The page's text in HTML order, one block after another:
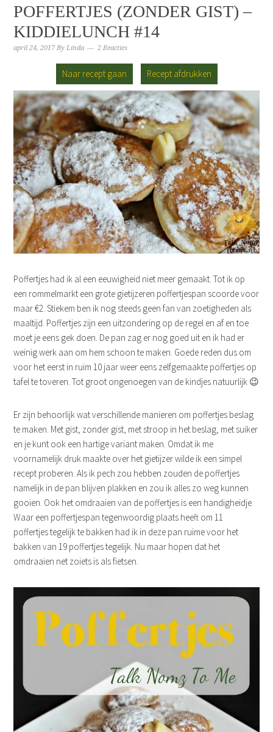
POFFERTJES (ZONDER GIST) –
KIDDIELUNCH #14
april 24, 2017 ByLinda 2 Reacties
Naar recept gaan Recept afdrukken
Poffertjes had ik al een eeuwigheid niet meer gemaakt. Tot ik op
een rommelmarkt een grote gietijzeren poffertjespan scoorde voor
maar €2. Stiekem ben ik nog steeds geen fan van zoetigheden als
maaltijd. Poffertjes zijn een uitzondering op de regel en af en toe
moet je eens gek doen. De pan zag er nog goed uit en ik had er
weinig werk aan om hem schoon te maken. Goede reden dus om
voor het eerst in ruim 10 jaar weer eens zelfgemaakte poffertjes op
tafel te toveren. Tot groot ongenoegen van de kindjes natuurlijk 😉
Er zijn behoorlijk wat verschillende manieren om poffertjes beslag
te maken. Met gist, zonder gist, met stroop in het beslag, met suiker
en je kunt ook een hartige variant maken. Omdat ik me
voornamelijk druk maakte over het gietijzer wilde ik een simpel
recept proberen. Als ik pech zou hebben zouden de poffertjes
namelijk in de pan blijven plakken en zou ik alles zo weg kunnen
gooien. Ook het omdraaien van de poffertjes is een handigheidje.
Waar een poffertjespan tegenwoordig plaats heeft om 11
poffertjes tegelijk te bakken had ik in deze pan ruime voor het
bakken van 19 poffertjes tegelijk. Nu maar hopen dat het
omdraaien net zoiets is als fietsen.